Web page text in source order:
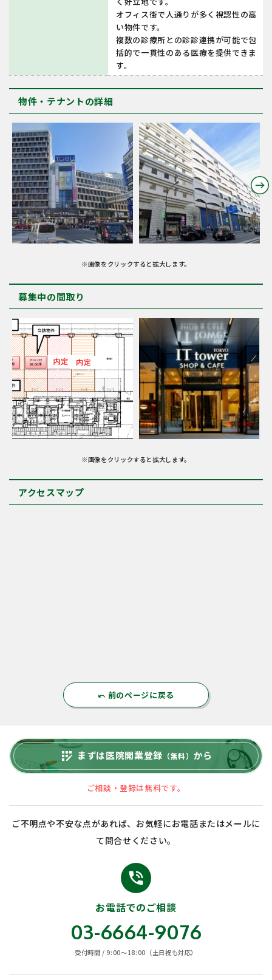
オフィス街で人通りが多く視認性の高
い物件です。
複数の診療所との診診連携が可能で包
括的で一貫性のある医療を提供できま
す。
物件・テナントの詳細
※画像をクリックすると拡大します。
募集中の間取り
※画像をクリックすると拡大します。
アクセスマップ
undo 前のページに戻る
app_registration まずは医院開業登録 （無料） から
ご相談・登録は無料です。
ご不明点や不安な点があれば、お気軽にお電話またはメールに
て問合せください。
phone_in_talk
お電話でのご相談
03-6664-9076
受付時間 / 9:00〜18:00（土日祝も対応）